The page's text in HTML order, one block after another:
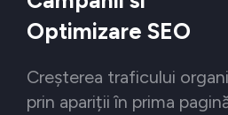
Optimizare SEO
Creșterea traficului
prin apariții în prima